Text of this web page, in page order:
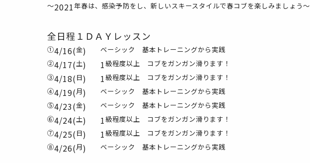
～2021年春は、感染予防をし、新しいスキースタイルで春コブを楽しみましょう～
全日程１ＤＡＹレッスン
①4/16(金)
ベーシック 基本トレーニングから実践
②4/17(土) 1級程度以上 コブをガンガン滑ります！
③4/18( 日) 1級程度以上 コブをガンガン滑ります！
④4/19(月)
ベーシック 基本トレーニングから実践
⑤4/23(金)
ベーシック 基本トレーニングから実践
⑥4/24(土) 1級程度以上 コブをガンガン滑ります！
⑦4/25( 日) 1級程度以上 コブをガンガン滑ります！
⑧4/26(月) ベーシック 基本トレーニングから実践